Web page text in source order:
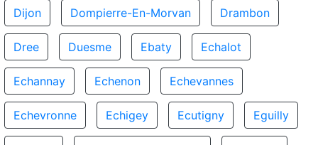
Dijon Dompierre-En-Morvan Drambon
Dree Duesme Ebaty Echalot
Echannay Echenon Echevannes
Echevronne Echigey Ecutigny Eguilly